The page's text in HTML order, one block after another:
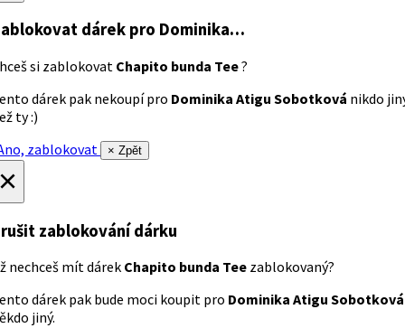
dárek pro Dominika…
si zablokovat Chapito bunda Tee?
dárek pak nekoupí pro Dominika Atigu Sobotková nikdo
ty :)
zablokovat
× Zpět
zablokování dárku
nechceš mít dárek Chapito bunda Tee zablokovaný?
dárek pak bude moci koupit pro Dominika Atigu Sobotková
jiný.